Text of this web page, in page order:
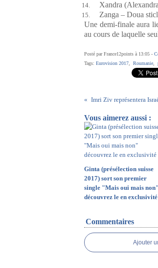
Xandra
Zanga – Doua
Une demi-finale aura
au cours de laquelle
Posté par France12points à 13:05 -
Tags: Eurovision 2017 Roumanie
Imri Ziv représentera
Vous aimerez aussi :
Ginta (présélection suisse
2017) sort son premier
single "Mais oui mais non"
découvrez le en exclusivité
Commentaires
Ajouter